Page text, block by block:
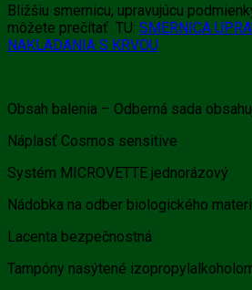
Bližšiu smernicu, upravujúcu
môžete prečítať TU: SMERNICA
NAKLADANIA S KRVOU
Obsah balenia – Odberná sada
Náplasť Cosmos sensitive
Systém MICROVETTE jednorázový
Nádobka na odber biologického
Lacenta bezpečnostná
Tampóny nasýtené